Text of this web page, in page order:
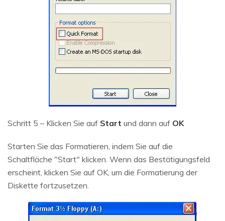
Schritt 5 – Klicken Sie auf Start und dann auf OK
Starten Sie das Formatieren, indem Sie auf die
Schaltfläche "Start" klicken. Wenn das Bestätigungsfeld
erscheint, klicken Sie auf OK, um die Formatierung der
Diskette fortzusetzen.